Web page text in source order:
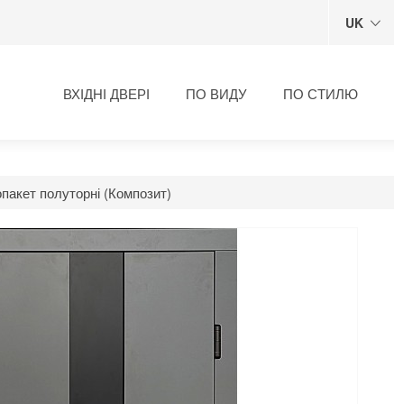
UK
ВХІДНІ ДВЕРІ ПО ВИДУ ПО СТИЛЮ
полуторні (Композит)